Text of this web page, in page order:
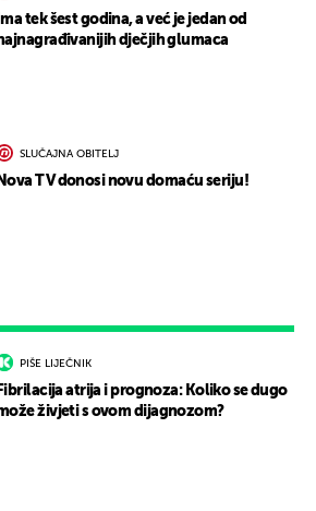
PIŠE LIJEČNIK
Fibrilacija atrija i prognoza: Koliko se dugo
živjeti s ovom dijagnozom?
Ima tek šest godina, a već je jedan od
dječjih glumaca
SLUČAJNA OBITELJ
Nova TV donosi novu domaću seriju!